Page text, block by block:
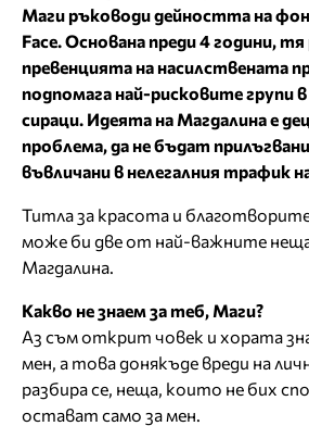
Маги ръководи дейността на
Face. Основана преди 4 години,
превенцията на насилствената
подпомага най-рисковите групи
сираци. Идеята на Магдалина е
проблема, да не бъдат
въвличани в нелегалния трафик
Титла за красота и
може би две от най-важните
Магдалина.
Какво не знаем за теб, Маги?
Аз съм открит човек и хората
мен, а това донякъде вреди на
разбира се, неща, които не бих
остават само за мен.